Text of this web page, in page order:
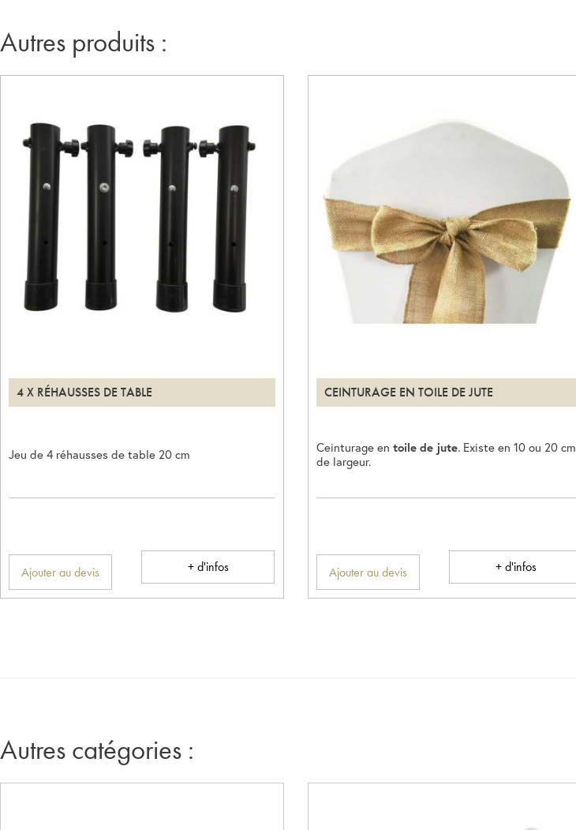
Autres produits :
4 X RÉHAUSSES DE TABLE
Jeu de 4 réhausses de table 20 cm
Ajouter au devis + d'infos
CEINTURAGE EN TOILE DE JUTE
Ceinturage en toile de jute. Existe en 10 ou 20 cm
de largeur.
Ajouter au devis + d'infos
Autres catégories :